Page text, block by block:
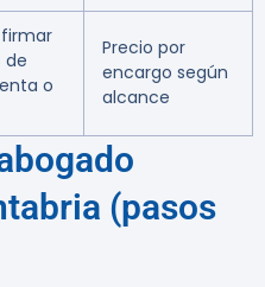
de
o
Precio por
encargo según
alcance
(pasos